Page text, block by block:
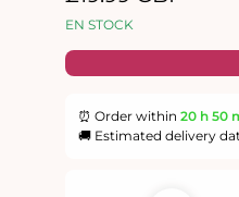
EN STOCK
⏰ Order within 20 h 50
🚚 Estimated delivery